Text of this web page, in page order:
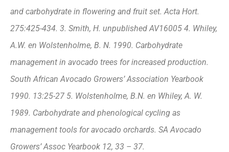
and carbohydrate in flowering and fruit set. Acta Hort.
275:425-434. 3. Smith, H. unpublished AV16005 4. Whiley,
A.W. en Wolstenholme, B. N. 1990. Carbohydrate
management in avocado trees for increased production.
South African Avocado Growers’ Association Yearbook
1990. 13:25-27 5. Wolstenholme, B.N. en Whiley, A. W.
1989. Carbohydrate and phenological cycling as
management tools for avocado orchards. SA Avocado
Growers’ Assoc Yearbook 12, 33 – 37.